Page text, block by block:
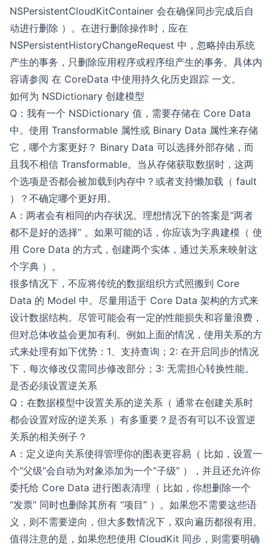
NSPersistentCloudKitContainer 会在确保同步完成后自
动进行删除 ）。在进行删除操作时，应在
NSPersistentHistoryChangeRequest 中，忽略掉由系统
产生的事务，只删除应用程序或程序组产生的事务。具体内
容请参阅 在 CoreData 中使用持久化历史跟踪 一文。
如何为 NSDictionary 创建模型
Q：我有一个 NSDictionary 值，需要存储在 Core Data
中。使用 Transformable 属性或 Binary Data 属性来存储
它，哪个方案更好？ Binary Data 可以选择外部存储，而
且我不相信 Transformable。当从存储获取数据时，这两
个选项是否都会被加载到内存中？或者支持懒加载（ fault
）？不确定哪个更好用。
A：两者会有相同的内存状况。理想情况下的答案是“两者
都不是好的选择” 。如果可能的话，你应该为字典建模（ 使
用 Core Data 的方式，创建两个实体，通过关系来映射这
个字典 ）。
很多情况下，不应将传统的数据组织方式照搬到 Core
Data 的 Model 中。尽量用适于 Core Data 架构的方式来
设计数据结构。尽管可能会有一定的性能损失和容量浪费，
但对总体收益会更加有利。例如上面的情况，使用关系的方
式来处理有如下优势：1、支持查询；2: 在开启同步的情况
下，每次修改仅需同步修改部分；3: 无需担心转换性能。
是否必须设置逆关系
Q：在数据模型中设置关系的逆关系（ 通常在创建关系时
都会设置对应的逆关系 ）有多重要？是否有可以不设置逆
关系的相关例子？
A：定义逆向关系使得管理你的图表更容易（ 比如，设置一
个“父级”会自动为对象添加为一个“子级” ），并且还允许你
委托给 Core Data 进行图表清理（ 比如，你想删除一个
“发票” 同时也删除其所有 “项目” ）。如果您不需要这些语
义，则不需要逆向，但大多数情况下，双向遍历都很有用。
值得注意的是，如果您想使用 CloudKit 同步，则需要明确